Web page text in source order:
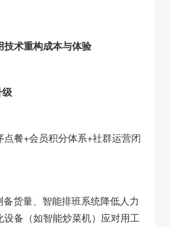
技术重构成本与体验
级
餐+会员积分体系+社群运营闭
货量、智能排班系统降低人力
设备（如智能炒菜机）应对用工